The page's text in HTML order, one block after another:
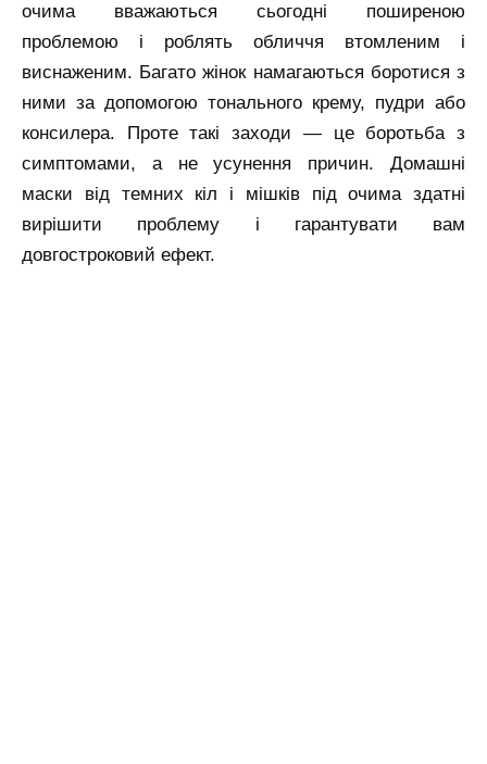
очима вважаються сьогодні поширеною
проблемою і роблять обличчя втомленим і
виснаженим. Багато жінок намагаються боротися з
ними за допомогою тонального крему, пудри або
консилера. Проте такі заходи — це боротьба з
симптомами, а не усунення причин. Домашні
маски від темних кіл і мішків під очима здатні
вирішити проблему і гарантувати вам
довгостроковий ефект.